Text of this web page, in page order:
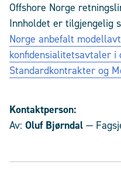
Offshore Norge
Innholdet er tilgjengelig
Norge anbefalt
konfidensialitetsavtaler i
Standardkontrakter og
Kontaktperson:
Av: Oluf Bjørndal —